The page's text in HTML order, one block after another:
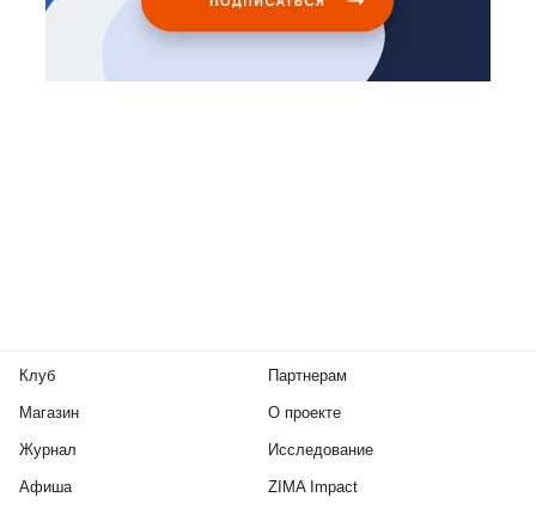
Клуб
Магазин
Журнал
Афиша
Партнерам
О проекте
Исследование
ZIMA Impact